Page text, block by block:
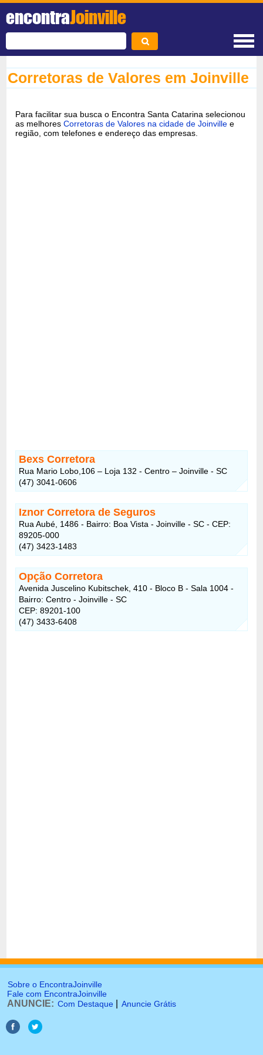
encontraJoinville
Corretoras de Valores em Joinville
Para facilitar sua busca o Encontra Santa Catarina selecionou
as melhoresCorretoras de Valores na cidade de Joinville e
região, com telefones e endereço das empresas.
Bexs Corretora
Rua Mario Lobo,106 – Loja 132 - Centro – Joinville - SC
(47) 3041-0606
Iznor Corretora de Seguros
Rua Aubé, 1486 - Bairro: Boa Vista - Joinville - SC - CEP:
89205-000
(47) 3423-1483
Opção Corretora
Avenida Juscelino Kubitschek, 410 - Bloco B - Sala 1004 -
Bairro: Centro - Joinville - SC
CEP: 89201-100
(47) 3433-6408
Sobre o EncontraJoinville
Fale com EncontraJoinville
ANUNCIE: Com Destaque Anuncie Grátis